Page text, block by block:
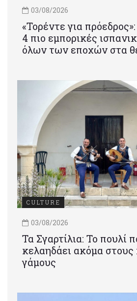
03/08/2026
«Τορέντε για
4 πιο εμπορικές
όλων των εποχών στα
CULTURE
03/08/2026
Τα Σγαρτίλια: Το πουλί
κελαηδάει ακόμα
γάμους